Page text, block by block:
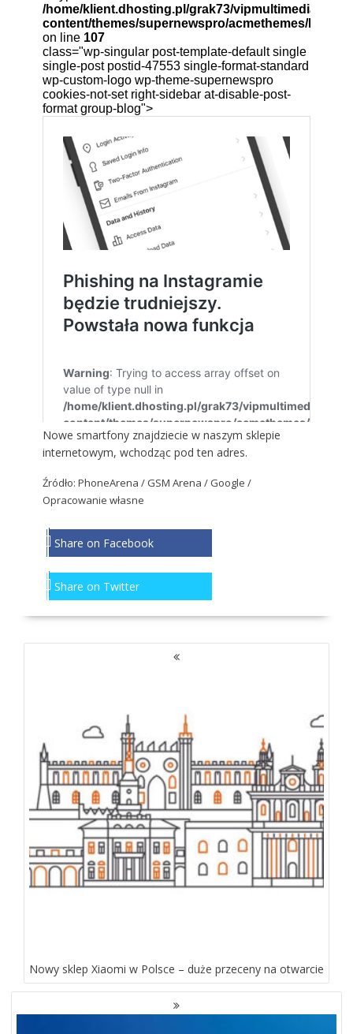
Nowe smartfony znajdziecie w naszym sklepie
internetowym, wchodząc pod ten adres.
Źródło: PhoneArena / GSM Arena / Google /
Opracowanie własne
Share on Facebook
Share on Twitter
NAWIGACJA
Nowy sklep Xiaomi w Polsce – duże przeceny na otwarcie